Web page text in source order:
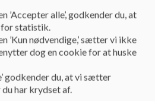
24-25 Referat 2024.08.28
’Accepter alle’, godkender du, at
statistik.
’Kun nødvendige,’ sætter vi ikke
dog en cookie for at huske
godkender du, at vi sætter
har krydset af.